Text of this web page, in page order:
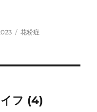
Categories
花粉症
フ (4)